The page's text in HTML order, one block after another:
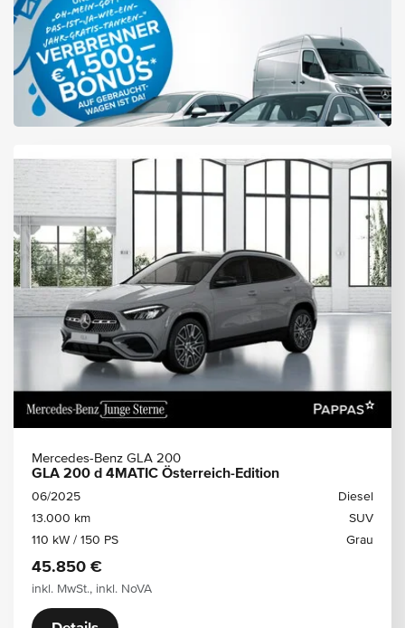
Mercedes-Benz GLA 200
GLA 200 d 4MATIC Österreich-Edition
06/2025
Diesel
13.000 km
SUV
110 kW / 150 PS
Grau
45.850 €
inkl. MwSt., inkl. NoVA